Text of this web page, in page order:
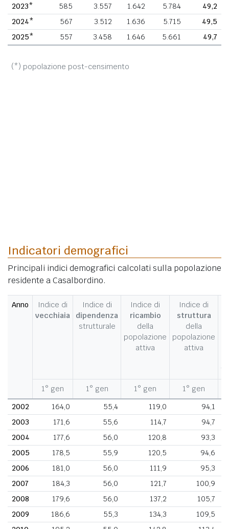
2023*
585 3.557 1.642 5.784
49,2
2024*
567 3.512 1.636 5.715
49,5
2025*
557 3.458 1.646 5.661 49,7
(*) popolazione post-censimento
Indicatori demografici
Principali indici demografici calcolati sulla popolazione
residente a Casalbordino.
Anno
Indice di
vecchiaia
Indice di
dipendenza
strutturale
Indice di
ricambio
della
popolazione
attiva
Indice di
struttura
della
popolazione
attiva
1° gen 1° gen 1° gen 1° gen
2002
164,0 55,4 119,0
94,1
2003
171,6 55,6 114,7
94,7
2004
177,6 56,0 120,8
93,3
2005
178,5 55,9 120,5
94,6
2006
181,0 56,0 111,9
95,3
2007
184,3 56,0 121,7
100,9
2008
179,6 56,0 137,2
105,7
2009
186,6 55,3 134,3
109,5